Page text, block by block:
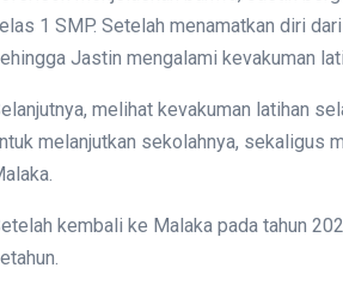
1 SMP. Setelah menamatkan diri
Jastin mengalami kevakuman
melihat kevakuman latihan
melanjutkan sekolahnya, sekaligus
kembali ke Malaka pada tahun